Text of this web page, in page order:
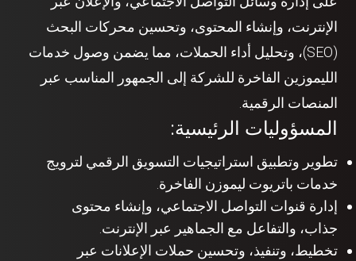
الإنترنت، وإنشاء المحتوى، وتحسين محركات البحث
(SEO)، وتحليل أداء الحملات، مما يضمن وصول خدمات
الليموزين الفاخرة للشركة إلى الجمهور المناسب عبر
المنصات الرقمية.
المسؤوليات الرئيسية:
تطوير وتطبيق استراتيجيات التسويق الرقمي لترويج
خدمات باتريوت ليموزن الفاخرة.
إدارة قنوات التواصل الاجتماعي، وإنشاء محتوى
جذاب، والتفاعل مع الجماهير عبر الإنترنت.
تخطيط، وتنفيذ، وتحسين حملات الإعلانات عبر